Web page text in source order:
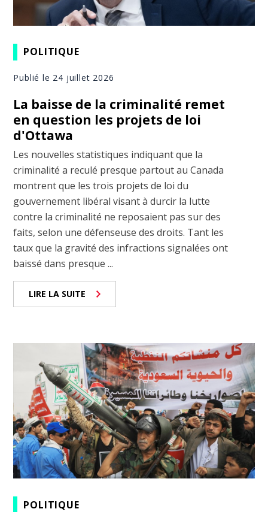
POLITIQUE
Publié le 24 juillet 2026
La baisse de la criminalité remet
en question les projets de loi
d'Ottawa
Les nouvelles statistiques indiquant que la
criminalité a reculé presque partout au Canada
montrent que les trois projets de loi du
gouvernement libéral visant à durcir la lutte
contre la criminalité ne reposaient pas sur des
faits, selon une défenseuse des droits. Tant les
taux que la gravité des infractions signalées ont
baissé dans presque ...
LIRE LA SUITE
POLITIQUE